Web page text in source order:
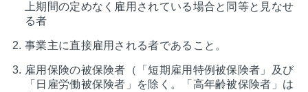
上期間の定めなく雇用されている場合と同等と見なせ
る者
事業主に直接雇用される者であること。
雇用保険の被保険者（「短期雇用特例被保険者」及び
「日雇労働被保険者」を除く。「高年齢被保険者」は